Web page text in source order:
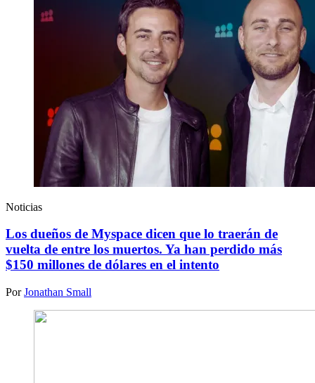
Noticias
Los dueños de Myspace dicen que lo traerán de
vuelta de entre los muertos. Ya han perdido más
$150 millones de dólares en el intento
PorJonathan Small